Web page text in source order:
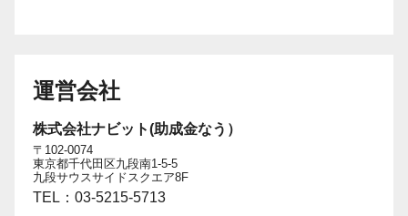
運営会社
株式会社ナビット(助成金なう）
〒102-0074
東京都千代田区九段南1-5-5
九段サウスサイドスクエア8F
TEL：03-5215-5713